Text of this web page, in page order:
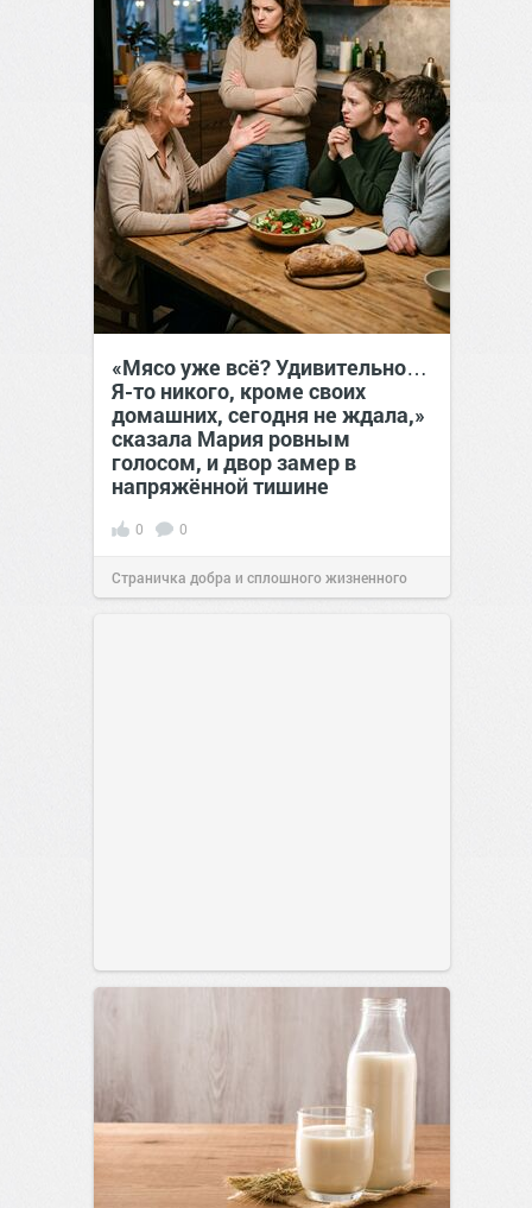
«Мясо уже всё? Удивительно…
Я-то никого, кроме своих
домашних, сегодня не ждала,»
сказала Мария ровным
голосом, и двор замер в
напряжённой тишине
0 0
Страничка добра и сплошного жизненного